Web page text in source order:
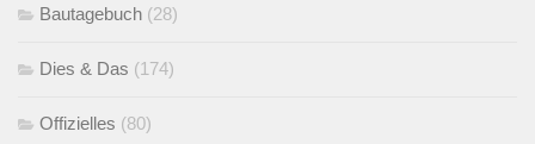
Bautagebuch (28)
Dies & Das (174)
Offizielles (80)